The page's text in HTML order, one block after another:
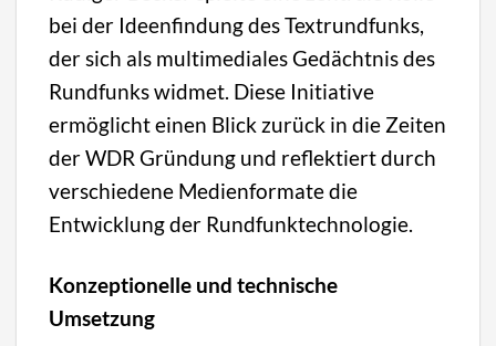
bei der Ideenfindung des Textrundfunks,
der sich als multimediales Gedächtnis des
Rundfunks widmet. Diese Initiative
ermöglicht einen Blick zurück in die Zeiten
der WDR Gründung und reflektiert durch
verschiedene Medienformate die
Entwicklung der Rundfunktechnologie.
Konzeptionelle und technische
Umsetzung